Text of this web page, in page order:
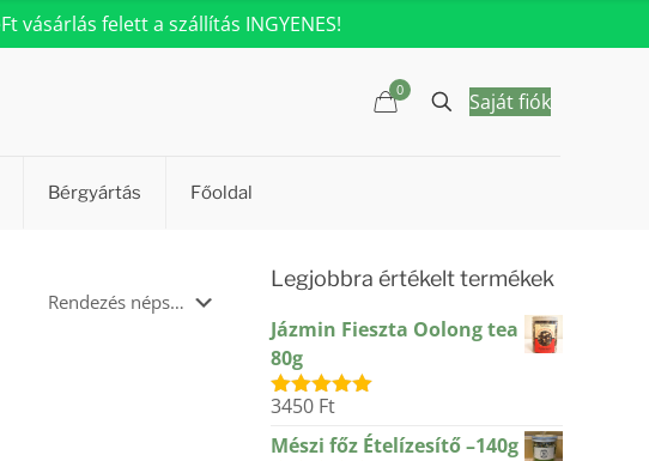
felett a szállítás INGYENES!
Bérgyártás Főoldal
0 Saját fiók
Legjobbra értékelt termékek
Jázmin Fieszta Oolong tea
80g
Értékelés:
3450 Ft
Mészi főz Ételízesítő –140g